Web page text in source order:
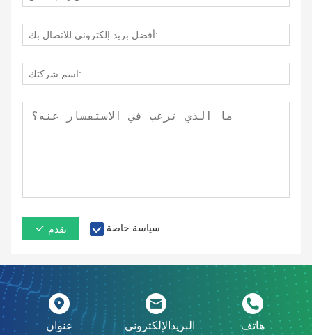
تقدم سياسة خاصة
عنوان البريدالإلكتروني هاتف